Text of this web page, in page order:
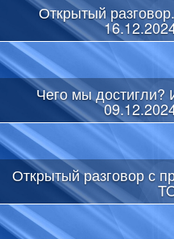
Открытый
Чего мы достигли?
Открытый разговор с